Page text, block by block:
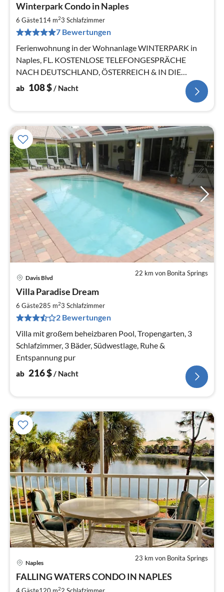
Winterpark Condo in Naples
6 Gäste114 m23 Schlafzimmer
7 Bewertungen
Ferienwohnung in der Wohnanlage WINTERPARK in
Naples, FL. KOSTENLOSE TELEFONGESPRÄCHE
NACH DEUTSCHLAND, ÖSTERREICH & IN DIE
SCHWEIZ!
ab 108$/ Nacht
22 km von Bonita Springs
Davis Blvd
Villa Paradise Dream
6 Gäste285 m23 Schlafzimmer
2 Bewertungen
Villa mit großem beheizbaren Pool, Tropengarten, 3
Schlafzimmer, 3 Bäder, Südwestlage, Ruhe &
Entspannung pur
ab 216$ / Nacht
23 km von Bonita Springs
Naples
FALLING WATERS CONDO IN NAPLES
2